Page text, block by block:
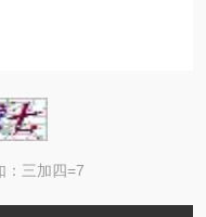
：三加四=7